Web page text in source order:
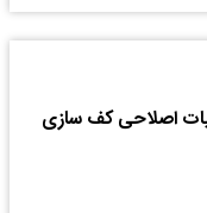
اصلاحی کف سازی